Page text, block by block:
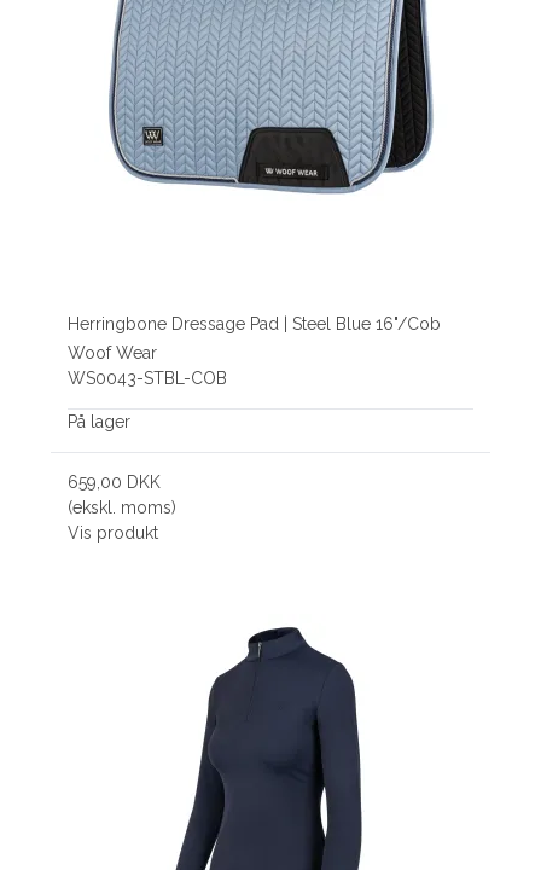
Herringbone Dressage Pad | Steel Blue 16"/Cob
Woof Wear
WS0043-STBL-COB
På lager
659,00 DKK
(ekskl. moms)
Vis produkt